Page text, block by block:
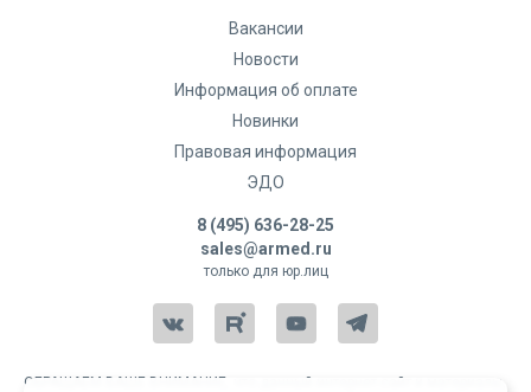
Вакансии
Новости
Информация об оплате
Новинки
Правовая информация
ЭДО
8 (495) 636-28-25
sales@armed.ru
только для юр.лиц
ОБРАЩАЕМ ВАШЕ ВНИМАНИЕ, что данный интернет-сайт и материалы,